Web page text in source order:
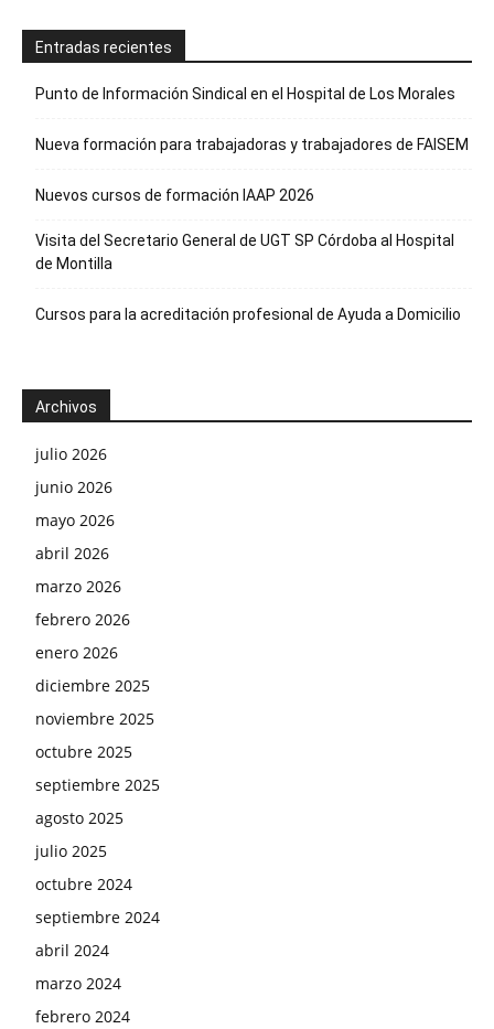
Entradas recientes
Punto de Información Sindical en el Hospital de Los Morales
Nueva formación para trabajadoras y trabajadores de FAISEM
Nuevos cursos de formación IAAP 2026
Visita del Secretario General de UGT SP Córdoba al Hospital
de Montilla
Cursos para la acreditación profesional de Ayuda a Domicilio
Archivos
julio 2026
junio 2026
mayo 2026
abril 2026
marzo 2026
febrero 2026
enero 2026
diciembre 2025
noviembre 2025
octubre 2025
septiembre 2025
agosto 2025
julio 2025
octubre 2024
septiembre 2024
abril 2024
marzo 2024
febrero 2024